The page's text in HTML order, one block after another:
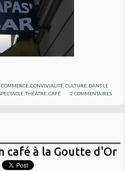
COMMERCE, CONVIVIALITÉ, CULTURE, DANS LE
,THÉÂTRE ,CAFÉ 2 COMMENTAIRES
café à la Goutte d'Or